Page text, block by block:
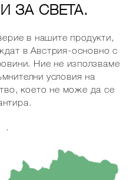
ЗА СВЕТА.
в нашите продукти,
в Австрия-основно с
Ние не използваме
условия на
което не може да се
.